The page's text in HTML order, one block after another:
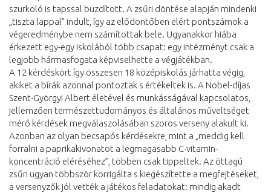
szurkoló is tapssal buzdított. A zsűri döntése alapján mindenki
„tiszta lappal” indult, így az elődöntőben elért pontszámok a
végeredménybe nem számítottak bele. Ugyanakkor hiába
érkezett egy-egy iskolából több csapat: egy intézményt csak a
legjobb hármasfogata képviselhette a végjátékban.
A 12 kérdéskört így összesen 18 középiskolás járhatta végig,
akiket a bírák azonnal pontoztak s értékeltek is. A Nobel-díjas
Szent-Györgyi Albert életével és munkásságával kapcsolatos,
jellemzően természettudományos és általános műveltséget
mérő kérdések megválaszolásában szoros verseny alakult ki.
Azonban az olyan becsapós kérdésekre, mint a „meddig kell
forralni a paprikakivonatot a legmagasabb C-vitamin-
koncentráció eléréséhez”, többen csak tippeltek. Az öttagú
zsűri ugyan többször korrigálta s kiegészítette a megfejtéseket,
a versenyzők jól vették a játékos feladatokat: mindig akadt